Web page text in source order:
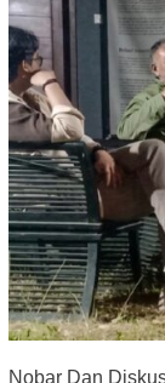
Nobar Dan